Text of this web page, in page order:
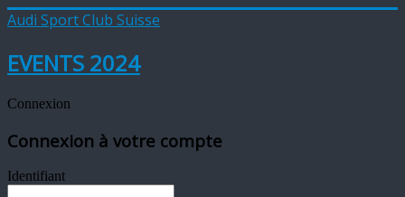
Audi Sport Club Suisse
EVENTS 2024
Connexion
Connexion à votre compte
Identifiant